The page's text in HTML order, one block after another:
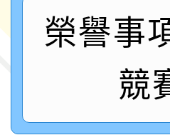
「2026年
運動系列
成果展」
2026城
桃園市
榮譽事
競